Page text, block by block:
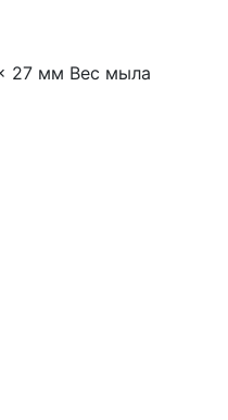
27 мм Вес мыла